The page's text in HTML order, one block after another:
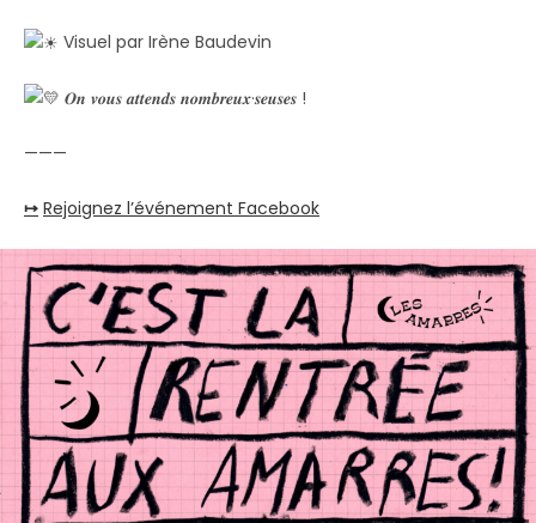
Visuel par Irène Baudevin
𝑶𝒏 𝒗𝒐𝒖𝒔 𝒂𝒕𝒕𝒆𝒏𝒅𝒔 𝒏𝒐𝒎𝒃𝒓𝒆𝒖𝒙·𝒔𝒆𝒖𝒔𝒆𝒔 !
———
↦ Rejoignez l’événement Facebook